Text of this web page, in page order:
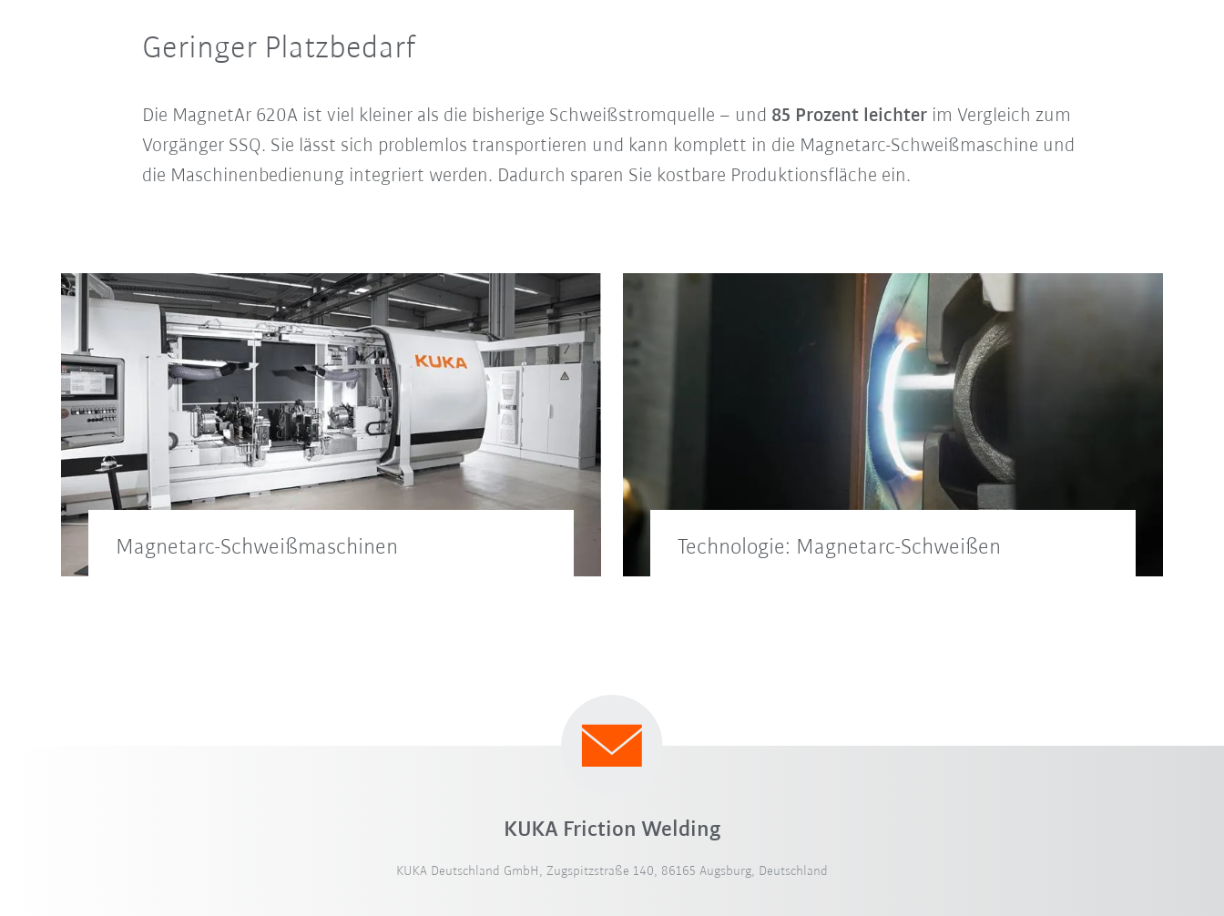
Geringer Platzbedarf
Die MagnetAr 620A ist viel kleiner als die bisherige Schweißstromquelle – und 85 Prozent leichterim Vergleich zum
Vorgänger SSQ. Sie lässt sich problemlos transportieren und kann komplett in die Magnetarc-Schweißmaschine und
die Maschinenbedienung integriert werden. Dadurch sparen Sie kostbare Produktionsfläche ein.
Magnetarc-Schweißmaschinen Technologie: Magnetarc-Schweißen
KUKA Friction Welding
KUKA Deutschland GmbH, Zugspitzstraße 140, 86165 Augsburg, Deutschland